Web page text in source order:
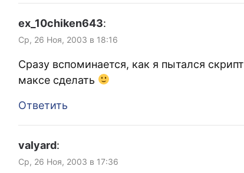
ex_10chiken643:
Ср, 26 Ноя, 2003 в 18:16
Сразу вспоминается, как я пытался
максе сделать
Ответить
valyard:
Ср, 26 Ноя, 2003 в 17:36